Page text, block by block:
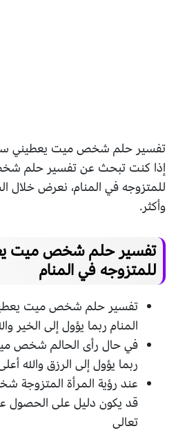
تفسير حلم شخص ميت يعطيني
إذا كنت تبحث عن تفسير حلم
للمتزوجه في المنام، نعرض خلال
وأكثر.
تفسير حلم شخص ميت
للمتزوجه في المنام
تفسير حلم شخص ميت
المنام ربما يؤول إلى الخير
في حال رأى الحالم شخص
ربما يؤول إلى الرزق والله
عند رؤية المرأة
قد يكون دليل على الحصول
تعالى